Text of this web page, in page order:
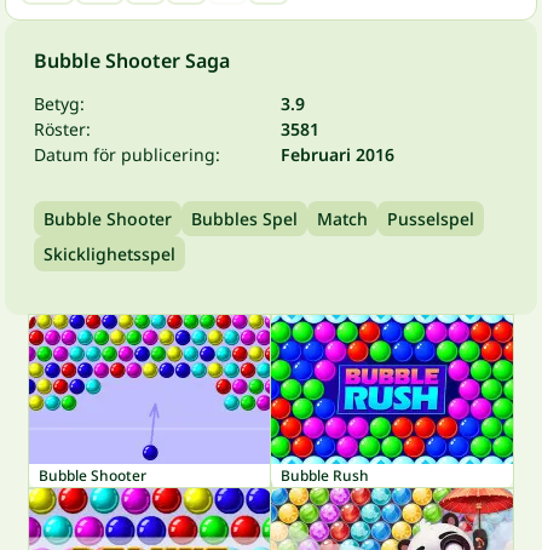
Bubble Shooter Saga
Betyg:
3.9
Röster:
3581
Datum för publicering:
Februari 2016
Bubble Shooter Bubbles Spel Match
Pusselspel
Skicklighetsspel
Bubble Shooter Bubble Rush